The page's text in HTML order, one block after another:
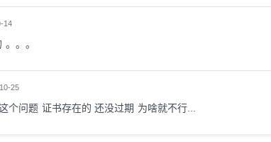
14
。。
25
个问题 证书存在的 还没过期 为啥就不行...